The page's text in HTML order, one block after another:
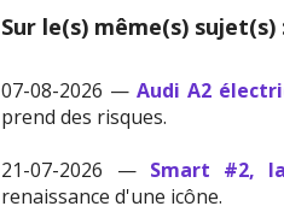
Sur le(s) même(s) sujet(s)
07-08-2026 —Audi A2
prend des risques.
21-07-2026 — Smart #2,
renaissance d'une icône.